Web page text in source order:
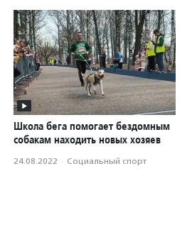
Школа бега помогает бездомным
собакам находить новых хозяев
24.08.2022 · Социальный спорт